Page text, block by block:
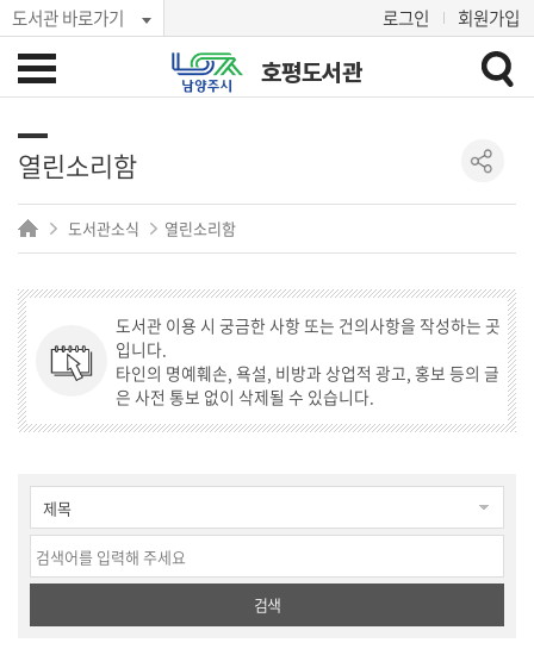
도서관 바로가기 로그인 회원가입
호평도서관
열린소리함
도서관소식 열린소리함
도서관 이용 시 궁금한 사항 또는 건의사항을 작성하는 곳
입니다.
타인의 명예훼손, 욕설, 비방과 상업적 광고, 홍보 등의 글
은 사전 통보 없이 삭제될 수 있습니다.
검색